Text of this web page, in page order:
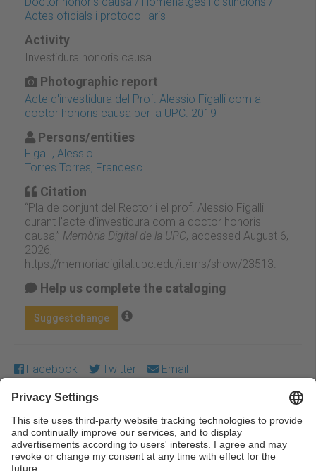
Actes oficials i protocol·laris
Activity
Investidura honoris causa
Photographic report
Acte d'investidura del Prof. Alessio Figalli com a
doctor honoris causa per la UPC. 2019
Persons/entities
Figalli, Alessio
Torres Torres, Francesc
Citation
“Pla de conjunt del Rector i el prof. Alessio Figalli
durant l'acte d'investidura com a doctor honoris
causa,” Memòria Digital de la UPC, accessed August 6,
2026,
https://memoriadigital.upc.edu/items/show/23513
Help us complete the cataloging
Suggest change
Facebook Twitter Email
Except where otherwise noted, content on this work is
licensed under a Creative Commons license:Attribution-
NonCommercial-NoDerivs 4.0 Generic